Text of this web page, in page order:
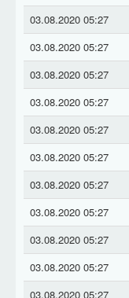
03.08.2020 05:27
03.08.2020 05:27
03.08.2020 05:27
03.08.2020 05:27
03.08.2020 05:27
03.08.2020 05:27
03.08.2020 05:27
03.08.2020 05:27
03.08.2020 05:27
03.08.2020 05:27
03.08.2020 05:27